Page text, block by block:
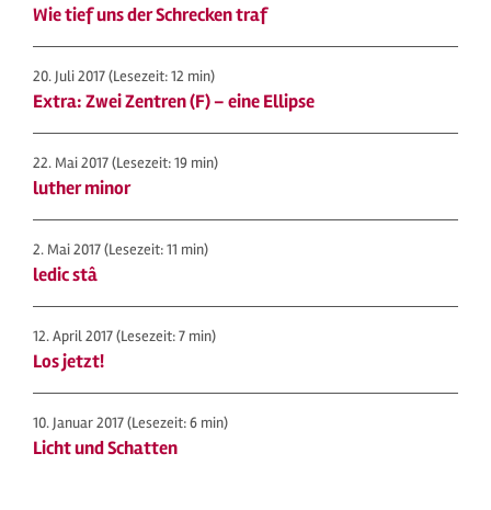
Wie tief uns der Schrecken traf
20. Juli 2017(Lesezeit: 12 min)
Extra: Zwei Zentren (F) – eine Ellipse
22. Mai 2017(Lesezeit: 19 min)
luther minor
2. Mai 2017(Lesezeit: 11 min)
ledic stâ
12. April 2017(Lesezeit: 7 min)
Los jetzt!
10. Januar 2017(Lesezeit: 6 min)
Licht und Schatten